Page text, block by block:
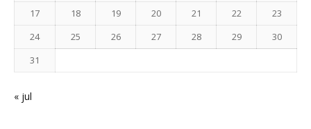
17
18 19 20 21 22
23
24
25 26 27 28 29
30
31
« jul